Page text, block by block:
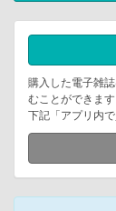
購入した電子雑
むことができま
下記「アプリ内